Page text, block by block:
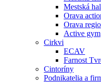
Mestská
Orava
Orava
Active gym
Cirkvi
ECAV
Farnost
Cintoríny
Podnikatelia a